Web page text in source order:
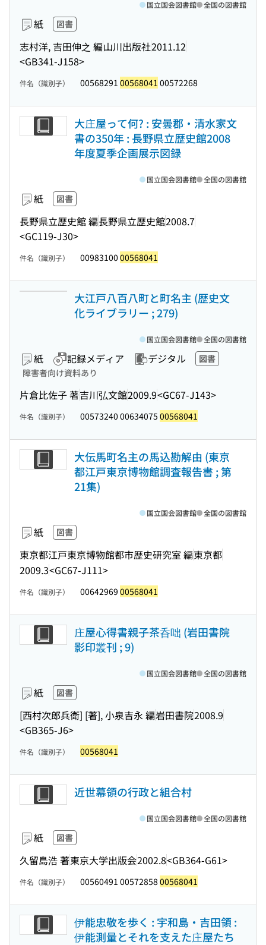
紙 図書
志村洋, 吉田伸之 編山川出版社2011.12
<GB341-J158>
国立国会図書館 全国の図書館
件名（識別子） 00568291 00568041 00572268
大庄屋って何? : 安曇郡・清水家文
書の350年 : 長野県立歴史館2008
年度夏季企画展示図録
紙 図書
長野県立歴史館 編長野県立歴史館2008.7
<GC119-J30>
国立国会図書館 全国の図書館
件名（識別子） 00983100 00568041
大江戸八百八町と町名主 (歴史文
化ライブラリー ; 279)
紙 記録メディア デジタル
図書
障害者向け資料あり
片倉比佐子 著吉川弘文館2009.9<GC67-J143>
国立国会図書館 全国の図書館
件名（識別子） 00573240 00634075 00568041
大伝馬町名主の馬込勘解由 (東京
都江戸東京博物館調査報告書 ; 第
21集)
紙 図書
東京都江戸東京博物館都市歴史研究室 編東京都
2009.3<GC67-J111>
国立国会図書館 全国の図書館
件名（識別子） 00642969 00568041
庄屋心得書親子茶呑咄 (岩田書院
影印叢刊 ; 9)
紙 図書
[西村次郎兵衛] [著], 小泉吉永 編岩田書院2008.9
<GB365-J6>
国立国会図書館 全国の図書館
件名（識別子） 00568041
近世幕領の行政と組合村
紙 図書
久留島浩 著東京大学出版会2002.8<GB364-G61>
国立国会図書館 全国の図書館
件名（識別子） 00560491 00572858 00568041
伊能忠敬を歩く : 宇和島・吉田領 :
伊能測量とそれを支えた庄屋たち